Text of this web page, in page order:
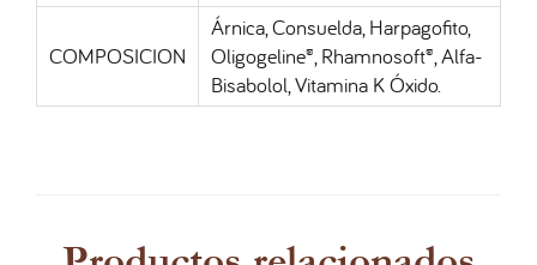
COMPOSICION
Árnica, Consuelda, Harpagofito,
Oligogeline®, Rhamnosoft®, Alfa-
Bisabolol, Vitamina K Óxido.